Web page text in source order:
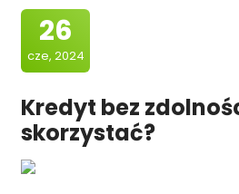
26
cze, 2024
Kredyt bez
skorzystać?